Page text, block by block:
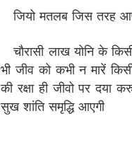
जियो मतलब जिस तरह
चौरासी लाख योनि के
भी जीव को कभी न मारें
की रक्षा ही जीवो पर
सुख शांति समृद्धि आएगी